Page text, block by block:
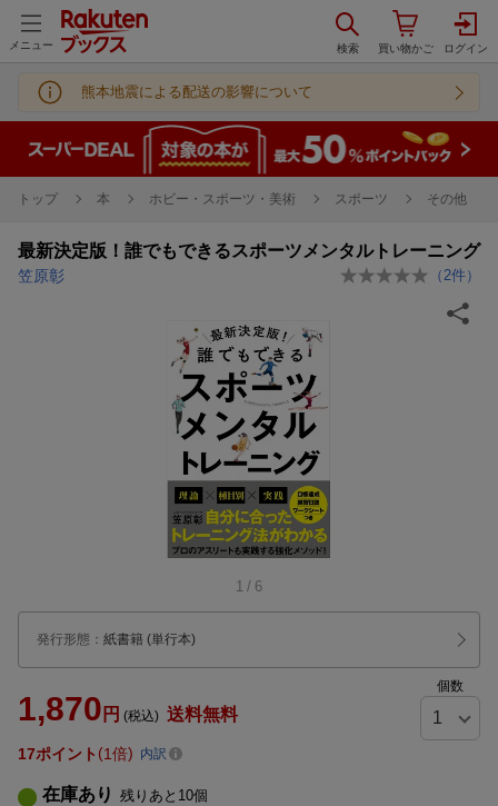
メニュー
熊本地震による配送の影響について
トップ 本 ホビー・スポーツ・美術 スポーツ その他
最新決定版！誰でもできるスポーツメンタルトレーニング
笠原彰 （ 2件）
1 / 6
発行形態 ： 紙書籍 (単行本)
1,870 円 (税込) 送料無料
個数
17ポイント 1倍 内訳
在庫あり 残りあと 10個